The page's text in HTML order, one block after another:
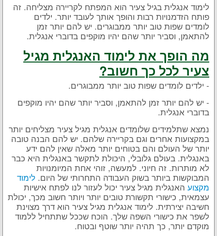
לימוד אנגלית בגיל צעיר הוא המפתח לקריירה מצליחה. זה
פותח הזדמנויות רבות והופך אותך לעובד יותר. ילדים
לומדים שפות טוב יותר ממבוגרים. יש להם יותר זמן
להתאמן, וסביר יותר שהם יהיו מוקפים בדוברי אנגלית.
מה הופך את לימוד האנגלית מגיל
צעיר לכל כך חשוב?
- ילדים לומדים שפות טוב יותר ממבוגרים.
- יש להם יותר זמן להתאמן, וסביר יותר שהם יהיו מוקפים
בדוברי אנגלית.
נמצא שתלמידים שלומדים אנגלית מגיל צעיר מצליחים יותר
במקצועות אחרים וגם בקריירה שלהם. יש להם הבנה טובה
יותר של העולם והם בטוחים יותר מאלה שאין להם ידע
באנגלית. בעולם גלובלי, היכולת לתקשר באנגלית היא כבר
לא מותרות. זה חיוני. למעשה, זוהי אחת המיומנויות
המבוקשות ביותר בשוק העבודה התחרותי של היום. לימוד
מקצוע האנגלית מגיל צעיר יכול לעזור לנו לפתח אישיות
עצמאית, כישורי תקשורת טובים יותר ויותר חשוב מכך, יכולת
חשיבה יצירתית. לימוד אנגלית מגיל צעיר הוא דרך מצוינת
לשפר את כישורי השפה שלך. הוכח שככל שתתחיל ללמוד
מוקדם יותר, כך תהיה יותר שוטף ובטוח.